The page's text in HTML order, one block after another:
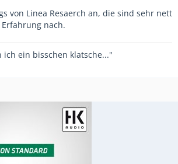
von Linea Resaerch an, die sind sehr nett
nach.
ich ein bisschen klatsche..."